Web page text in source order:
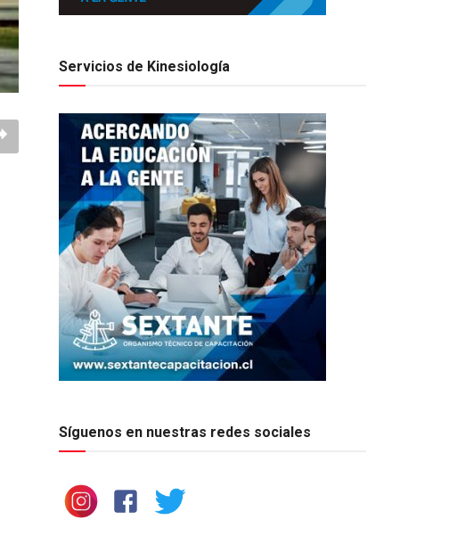
Servicios de Kinesiología
Síguenos en nuestras redes sociales